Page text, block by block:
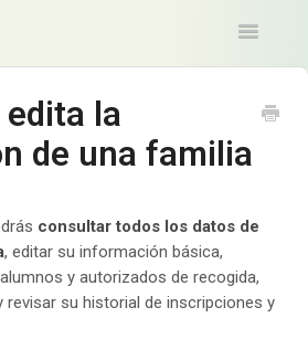
Toggle
Contacto
la
de una familia
consultar todos los datos de
, editar su información básica,
y autorizados de recogida,
su historial de inscripciones y